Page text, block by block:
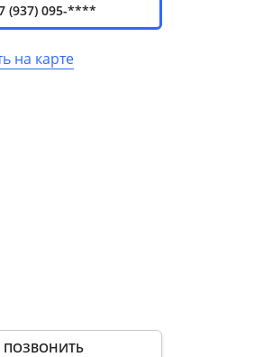
(937) 095-****
на карте
ПОЗВОНИТЬ